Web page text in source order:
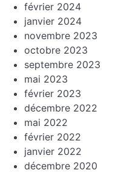
février 2024
janvier 2024
novembre 2023
octobre 2023
septembre 2023
mai 2023
février 2023
décembre 2022
mai 2022
février 2022
janvier 2022
décembre 2020